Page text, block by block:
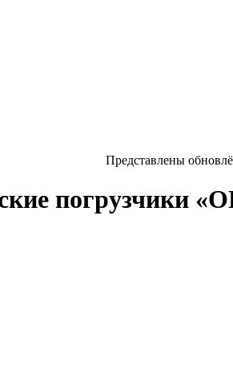
Представлены
погрузчики